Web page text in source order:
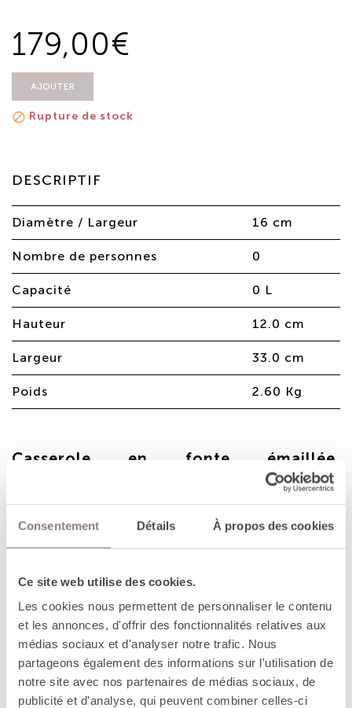
Consentement Détails À propos des cookies
Ce site web utilise des cookies.
Les cookies nous permettent de personnaliser le contenu
et les annonces, d'offrir des fonctionnalités relatives aux
médias sociaux et d'analyser notre trafic. Nous
partageons également des informations sur l'utilisation de
notre site avec nos partenaires de médias sociaux, de
publicité et d'analyse, qui peuvent combiner celles-ci
179,00€
AJOUTER
 Rupture de stock
DESCRIPTIF
Diamètre / Largeur 16 cm
Nombre de personnes 0
Capacité 0 L
Hauteur 12.0 cm
Largeur 33.0 cm
Poids 2.60 Kg
Casserole en fonte émaillée,
indispensable pour réaliser de
permettant d'utiliser les réglages de cuisson les
chaudes très longtemps.
- Manche en bois avec large crochet de
suspension.
- Compatible induction.